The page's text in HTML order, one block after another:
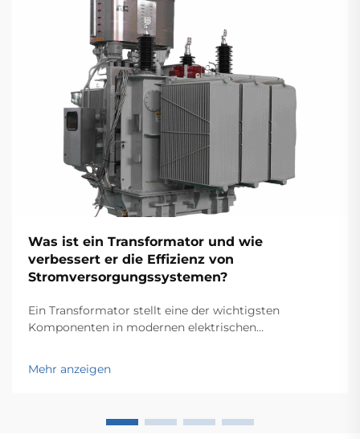
Was ist ein Transformator und wie
verbessert er die Effizienz von
Stromversorgungssystemen?
Ein Transformator stellt eine der wichtigsten
Komponenten in modernen elektrischen
Grundlage für eine effiziente Energieübertragung und
-verteilung über große Netze hinweg. Diese
Mehr anzeigen